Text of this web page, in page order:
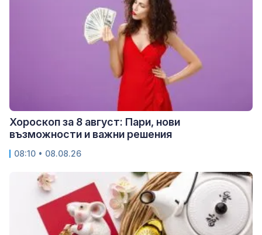
Хороскоп за 8 август: Пари, нови
възможности и важни решения
08:10 • 08.08.26